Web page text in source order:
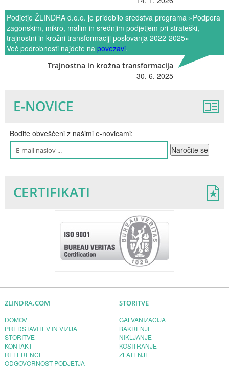
Podjetje ŽLINDRA d.o.o. je pridobilo sredstva programa »Podpora
zagonskim, mikro, malim in srednjim podjetjem pri strateški,
trajnostni in krožni transformaciji poslovanja 2022-2025«
Več podrobnosti najdete na povezavi.
Trajnostna in krožna transformacija
30. 6. 2025
E-NOVICE
Bodite obveščeni z našimi e-novicami:
CERTIFIKATI
ZLINDRA.COM
DOMOV
PREDSTAVITEV IN VIZIJA
STORITVE
KONTAKT
REFERENCE
ODGOVORNOST PODJETJA
STORITVE
GALVANIZACIJA
BAKRENJE
NIKLJANJE
KOSITRANJE
ZLATENJE